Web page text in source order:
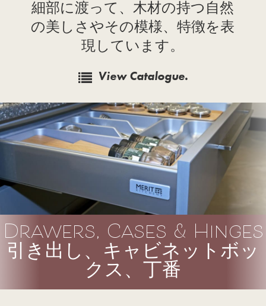
細部に渡って、木材の持つ自然
の美しさやその模様、特徴を表
現しています。
View Catalogue.
Drawers, Cases & Hinges
引き出し、キャビネットボッ
クス、丁番